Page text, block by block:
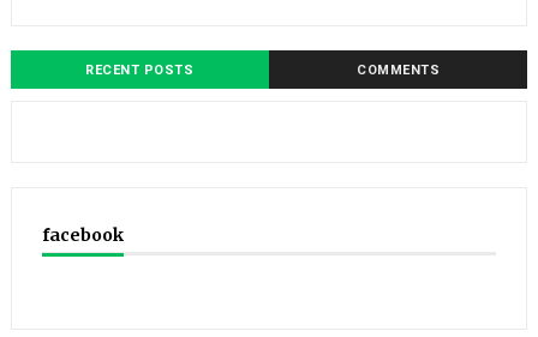
RECENT POSTS COMMENTS
facebook